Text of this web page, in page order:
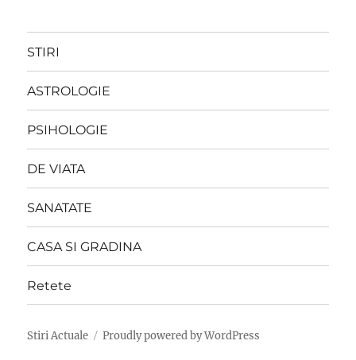
STIRI
ASTROLOGIE
PSIHOLOGIE
DE VIATA
SANATATE
CASA SI GRADINA
Retete
Stiri Actuale Proudly powered by WordPress